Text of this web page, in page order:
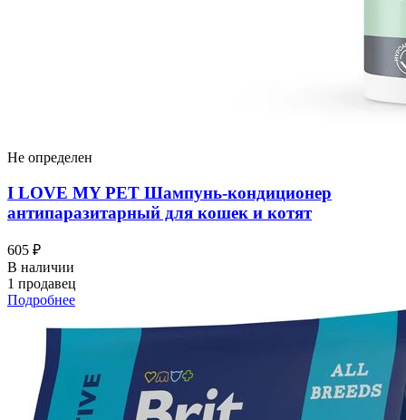
Не определен
I LOVЕ MY PET Шампунь-кондиционер
антипаразитарный для кошек и котят
605 ₽
В наличии
1 продавец
Подробнее